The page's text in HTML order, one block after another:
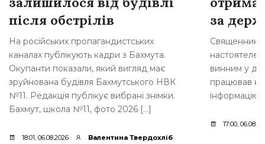
після обстрілів
На російських пропагандистських
каналах публікують кадри з Бахмута.
Окупанти показали, який вигляд має
зруйнована будівля Бахмутського НВК
№11. Редакція публікує вибрані знімки.
Бахмут, школа №11, фото 2026 […]
18:01, 06.08.2026 Валентина Твердохліб
за
Священника
винним у
працював
інформацію
17:00,